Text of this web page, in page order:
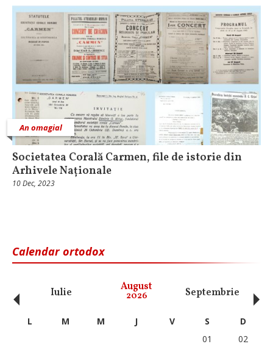
An omagial
Societatea Corală Carmen, file de istorie din
Arhivele Naționale
10 Dec, 2023
Calendar ortodox
Iulie August
2026 Septembrie
‹ L M M J V S
D
01
02